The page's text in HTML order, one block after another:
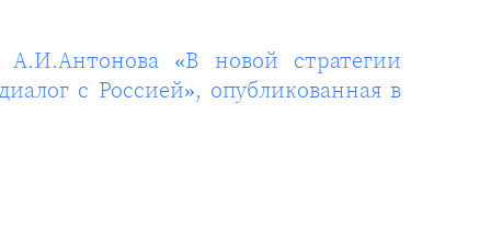
«В новой стратегии
с Россией», опубликованная в